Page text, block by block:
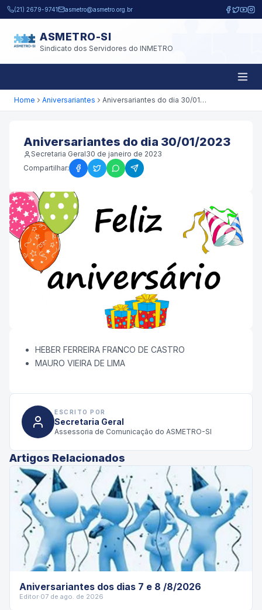
Pular para o conteúdo principal
(21) 2679-9741 asmetro@asmetro.org.br
ASMETRO-SI
Sindicato dos Servidores do INMETRO
Home Aniversariantes Aniversariantes do dia 30/01/2023
Aniversariantes do dia 30/01/2023
Secretaria Geral30 de janeiro de 2023
Compartilhar:
HEBER FERREIRA FRANCO DE CASTRO
MAURO VIEIRA DE LIMA
ESCRITO POR
Secretaria Geral
Assessoria de Comunicação do ASMETRO-SI
Artigos Relacionados
Aniversariantes dos dias 7 e 8 /8/2026
Editor·07 de ago. de 2026